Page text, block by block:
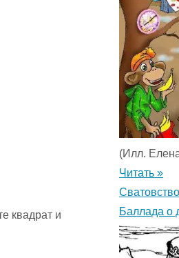
квадрат и
(Илл.
Читать »
Баллада о